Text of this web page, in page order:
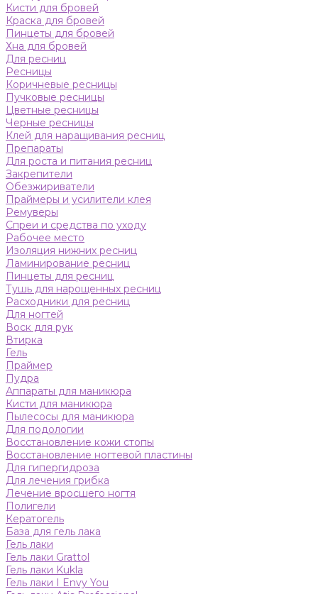
Кисти для бровей
Краска для бровей
Пинцеты для бровей
Хна для бровей
Для ресниц
Ресницы
Коричневые ресницы
Пучковые ресницы
Цветные ресницы
Черные ресницы
Клей для наращивания ресниц
Препараты
Для роста и питания ресниц
Закрепители
Обезжириватели
Праймеры и усилители клея
Ремуверы
Спреи и средства по уходу
Рабочее место
Изоляция нижних ресниц
Ламинирование ресниц
Пинцеты для ресниц
Тушь для нарощенных ресниц
Расходники для ресниц
Для ногтей
Воск для рук
Втирка
Гель
Праймер
Пудра
Аппараты для маникюра
Кисти для маникюра
Пылесосы для маникюра
Для подологии
Восстановление кожи стопы
Восстановление ногтевой пластины
Для гипергидроза
Для лечения грибка
Лечение вросшего ногтя
Полигели
Кератогель
База для гель лака
Гель лаки
Гель лаки Grattol
Гель лаки Kukla
Гель лаки I Envy You